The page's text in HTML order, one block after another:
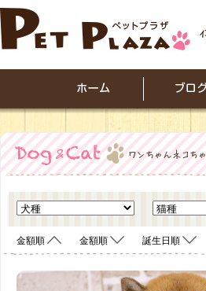
金額順 金額順 誕生日順
<